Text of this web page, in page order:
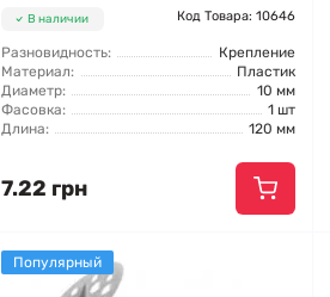
В наличии Код Товара: 10646
Разновидность:
Крепление
Материал:
Пластик
Диаметр:
10 мм
Фасовка:
1 шт
Длина:
120 мм
7.22 грн
Популярный